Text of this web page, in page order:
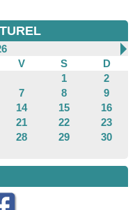
V S
D
1
2
7 8
9
14 15
16
21 22
23
28 29
30